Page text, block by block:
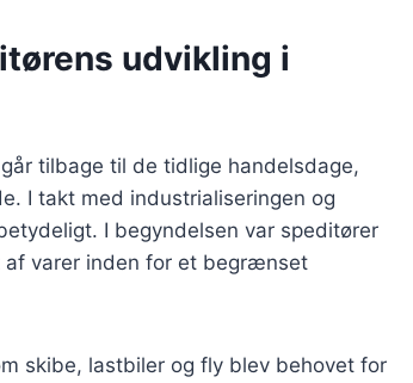
udvikling i
tilbage til de tidlige handelsdage,
I takt med industrialiseringen og
I begyndelsen var speditører
varer inden for et begrænset
skibe, lastbiler og fly blev behovet for